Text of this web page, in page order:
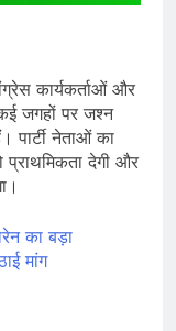
कार्यकर्ताओं और
जगहों पर जश्न
पार्टी नेताओं का
देगी और
का बड़ा
मांग